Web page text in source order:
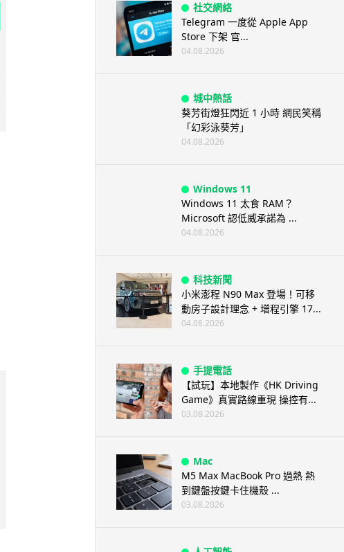
社交網絡
Telegram 一度從 Apple App
Store 下架 官...
04.08.2026
城中熱話
葵芳街燈狂閃近 1 小時 網民笑稱
「幻彩泳葵芳」
04.08.2026
Windows 11
Windows 11 太食 RAM？
Microsoft 認低威承諾為 ...
04.08.2026
科技新聞
小米澎程 N90 Max 登場！可移
動房子設計理念 + 增程引擎 17...
04.08.2026
手提電話
【試玩】本地製作《HK Driving
Game》真實路線重現 操控有...
03.08.2026
Mac
M5 Max MacBook Pro 過熱 熱
到鍵盤按鍵卡住機殼 ...
03.08.2026